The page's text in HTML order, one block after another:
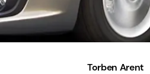
Torben Arent